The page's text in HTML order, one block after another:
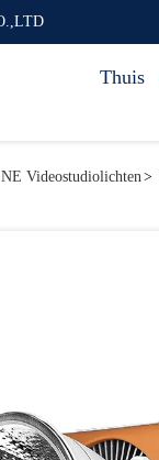
Thuis
Videostudiolichten>